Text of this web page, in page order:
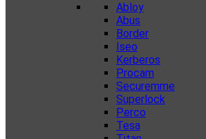
Abloy
Abus
Border
Iseo
Kerberos
Procam
Securemme
Superlock
Perco
Tesa